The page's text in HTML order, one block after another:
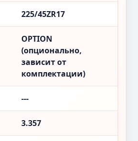
225/45ZR17
OPTION
(опционально,
зависит от
комплектации)
---
3.357